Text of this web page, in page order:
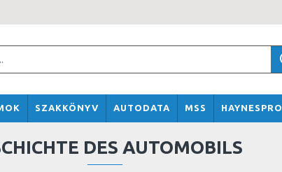
SZAKKÖNYV AUTODATA MSS HAYNESPRO
DES AUTOMOBILS